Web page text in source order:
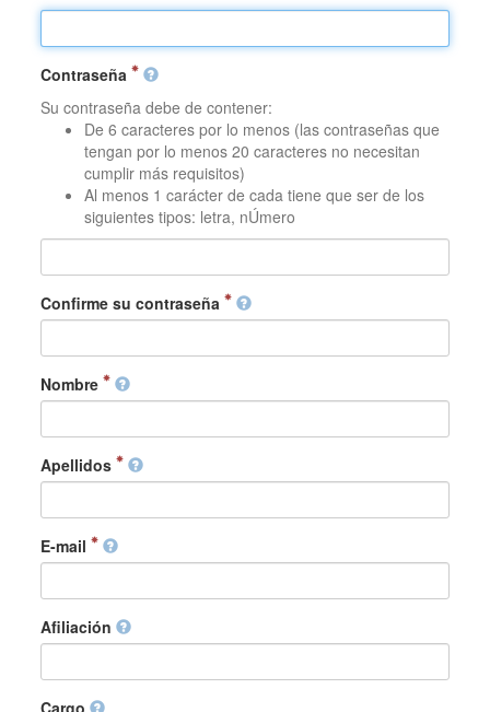
Contraseña
Su contraseña debe de contener:
De 6 caracteres por lo menos (las contraseñas que
tengan por lo menos 20 caracteres no necesitan
cumplir más requisitos)
Al menos 1 carácter de cada tiene que ser de los
siguientes tipos: letra, nÚmero
Confirme su contraseña
Nombre
Apellidos
E-mail
Afiliación
Cargo